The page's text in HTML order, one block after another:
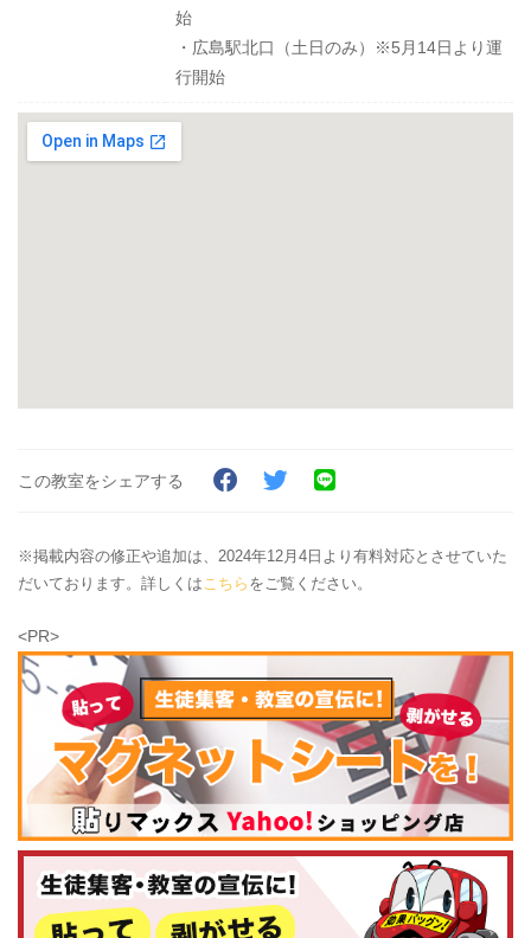
始
・広島駅北口（土日のみ）※5月14日より運
行開始
この教室をシェアする
※掲載内容の修正や追加は、2024年12月4日より有料対応とさせていた
だいております。詳しくは こちら をご覧ください。
<PR>